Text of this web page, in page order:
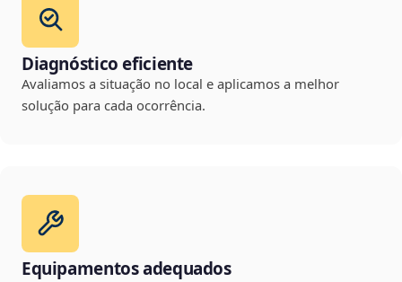
Diagnóstico eficiente
Avaliamos a situação no local e aplicamos a melhor
solução para cada ocorrência.
Equipamentos adequados